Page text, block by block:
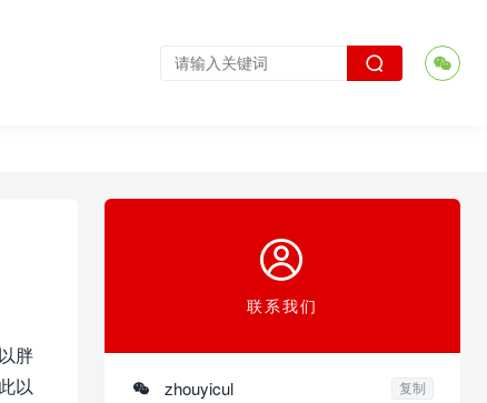


胖
以

联系我们
 zhouyicul 复制